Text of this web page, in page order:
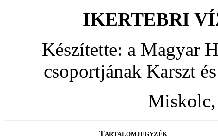
IKERTEBRI
Készítette: a Magyar
csoportjának Karszt
Miskolc,
TARTALOMJEGYZÉK